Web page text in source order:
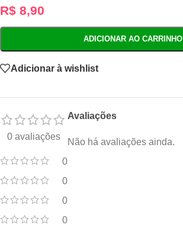
R$ 8,90
ADICIONAR AO CARRINHO
Adicionar à wishlist
0 avaliações
0
0
0
0
Avaliações
Não há avaliações ainda.